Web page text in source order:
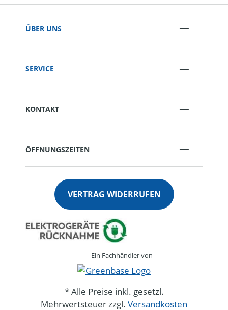
ÜBER UNS
SERVICE
KONTAKT
ÖFFNUNGSZEITEN
VERTRAG WIDERRUFEN
Ein Fachhändler von
* Alle Preise inkl. gesetzl.
Mehrwertsteuer zzgl. Versandkosten